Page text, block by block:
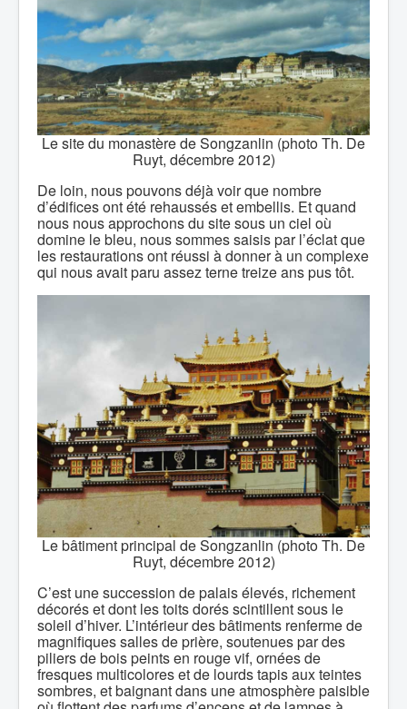
Le site du monastère de Songzanlin (photo Th. De
Ruyt, décembre 2012)
De loin, nous pouvons déjà voir que nombre
d’édifices ont été rehaussés et embellis. Et quand
nous nous approchons du site sous un ciel où
domine le bleu, nous sommes saisis par l’éclat que
les restaurations ont réussi à donner à un complexe
qui nous avait paru assez terne treize ans pus tôt.
Le bâtiment principal de Songzanlin (photo Th. De
Ruyt, décembre 2012)
C’est une succession de palais élevés, richement
décorés et dont les toits dorés scintillent sous le
soleil d’hiver. L’intérieur des bâtiments renferme de
magnifiques salles de prière, soutenues par des
piliers de bois peints en rouge vif, ornées de
fresques multicolores et de lourds tapis aux teintes
sombres, et baignant dans une atmosphère paisible